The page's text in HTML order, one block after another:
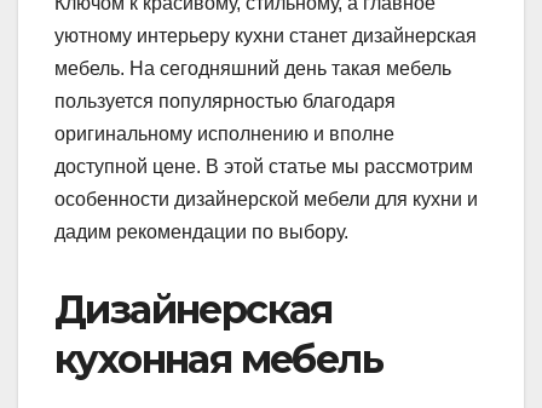
уютному интерьеру кухни станет дизайнерская
мебель. На сегодняшний день такая мебель
пользуется популярностью благодаря
оригинальному исполнению и вполне
доступной цене. В этой статье мы рассмотрим
особенности дизайнерской мебели для кухни и
дадим рекомендации по выбору.
Дизайнерская
кухонная мебель